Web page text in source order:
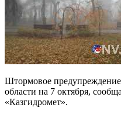
Штормовое
области на 7 октября,
«Казгидромет».